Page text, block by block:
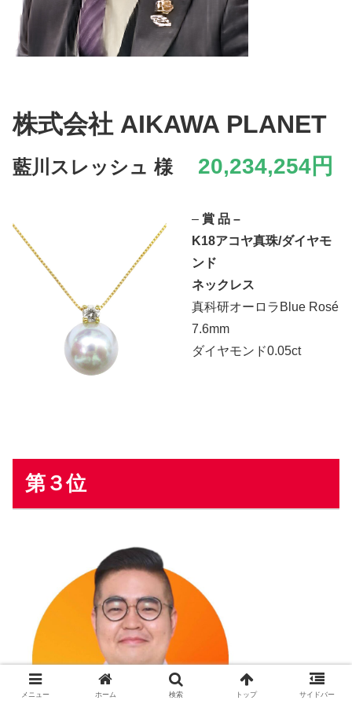
株式会社 AIKAWA PLANET
藍川スレッシュ 様 20,234,254円
– 賞 品 –
K18アコヤ真珠/ダイヤモ
ンド
ネックレス
真科研オーロラBlue Rosé
7.6mm
ダイヤモンド0.05ct
第３位
メニュー ホーム 検索 トップ サイドバー